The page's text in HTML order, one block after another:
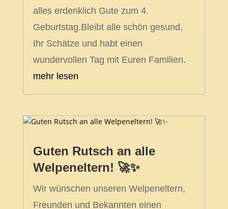
alles erdenklich Gute zum 4.
Geburtstag.Bleibt alle schön gesund,
Ihr Schätze und habt einen
wundervollen Tag mit Euren Familien.
mehr lesen
Guten Rutsch an alle
Welpeneltern! 🚀✨
Wir wünschen unseren Welpeneltern,
Freunden und Bekannten einen